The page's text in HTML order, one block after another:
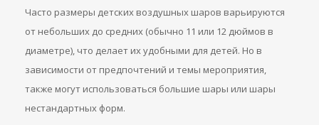
Часто размеры детских воздушных шаров варьируются
от небольших до средних (обычно 11 или 12 дюймов в
диаметре), что делает их удобными для детей. Но в
зависимости от предпочтений и темы мероприятия,
также могут использоваться большие шары или шары
нестандартных форм.